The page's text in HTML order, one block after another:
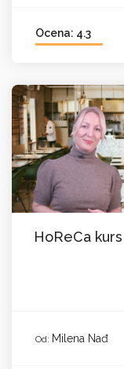
Ocena: 4.3
HoReCa
Od: Milena Nađ